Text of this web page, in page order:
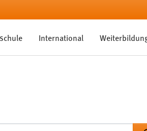
International